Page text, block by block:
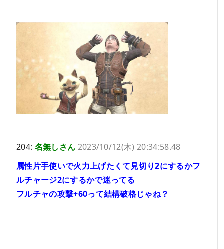
204: 名無しさん 2023/10/12(木) 20:34:58.48
属性片手使いで火力上げたくて見切り2にするかフ
ルチャージ2にするかで迷ってる
フルチャの攻撃+60って結構破格じゃね？